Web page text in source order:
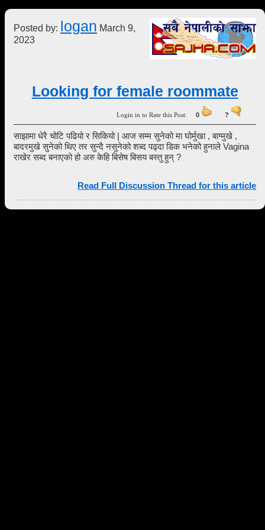
Posted by: logan March 9,
2023
Looking for female roommate
Login in to Rate this Post:0 ?
साझामा धेरै चोटि पढियो र सिकियो | आज सम्म सुनेको मा घोर्मुखा , बाग्मुखे ,
बादरमुखे सुनेको थिए तर सुन्दै नसुनेको शब्द पढ्दा डिक भनेको हुनाले Vagina
राखेर सब्द बनाएको हो अरु केहि बिसेष बिसय बस्तु हुन् ?
Read Full Discussion Thread for this article